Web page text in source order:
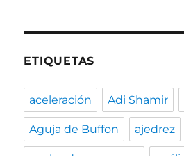
ETIQUETAS
aceleración Adi Shamir
Aguja de Buffon ajedrez